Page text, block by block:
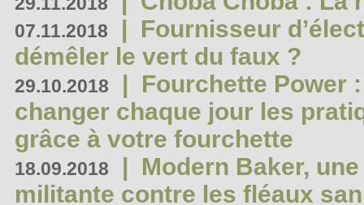
07.11.2018 | Fournisseur
démêler le vert du faux ?
29.10.2018 | Fourchette Power
changer chaque jour les
grâce à votre fourchette
18.09.2018 | Modern Baker,
militante contre les fléaux